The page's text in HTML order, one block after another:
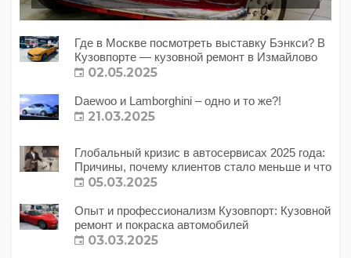
Где в Москве посмотреть выставку Бэнкси? В
Кузовпорте — кузовной ремонт в Измайлово
02.05.2025
Daewoo и Lamborghini – одно и то же?!
21.03.2025
Глобальный кризис в автосервисах 2025 года:
Причины, почему клиентов стало меньше и что
с этим делать?
05.03.2025
Опыт и профессионализм Кузовпорт: Кузовной
ремонт и покраска автомобилей
03.03.2025